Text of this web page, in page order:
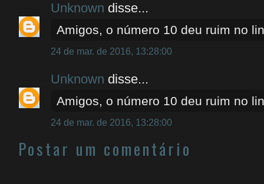
Unknown disse...
Amigos, o número 10 deu ruim no
24 de mar. de 2016, 13:28:00
Unknown disse...
Amigos, o número 10 deu ruim no
24 de mar. de 2016, 13:28:00
Postar um comentário